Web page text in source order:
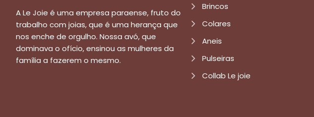
A Le Joie é uma empresa paraense, fruto do
trabalho com joias, que é uma herança que
nos enche de orgulho. Nossa avó, que
dominava o ofício, ensinou as mulheres da
família a fazerem o mesmo.
Brincos
Colares
Aneis
Pulseiras
Collab Le joie